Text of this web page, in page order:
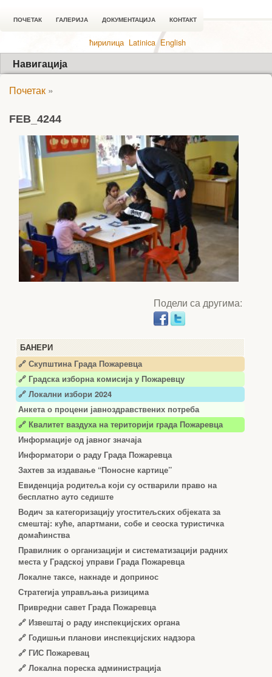
ПОЧЕТАК ГАЛЕРИЈА ДОКУМЕНТАЦИЈА КОНТАКТ
ћирилица Latinica English
Навигација
БАНЕРИ
🔗 Скупштина Града Пожаревца
🔗 Градска изборна комисија у Пожаревцу
🔗 Локални избори 2024
Анкета о процени јавноздравствених потреба
🔗 Квалитет ваздуха на територији града Пожаревца
Информације од јавног значаја
Информатори о раду Града Пожаревца
Захтев за издавање “Поносне картице”
Евиденција родитеља који су остварили право на
бесплатно ауто седиште
Водич за категоризацију угоститељских објеката за
смештај: куће, апартмани, собе и сеоска туристичка
домаћинства
Правилник о организацији и систематизацији радних
места у Градској управи Града Пожаревца
Локалне таксе, накнаде и допринос
Стратегија управљања ризицима
Привредни савет Града Пожаревца
🔗 Извештај о раду инспекцијских органа
🔗 Годишњи планови инспекцијских надзора
🔗 ГИС Пожаревац
🔗 Локална пореска администрација
Почетак »
FEB_4244
Подели са другима: